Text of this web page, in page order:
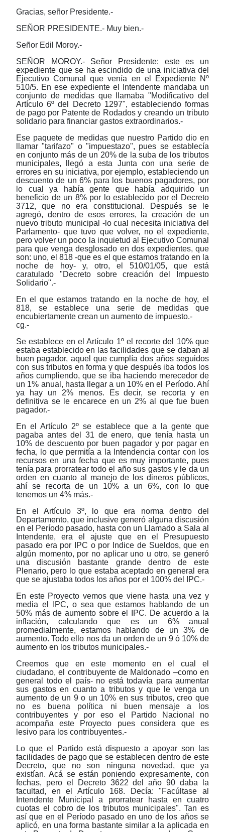
Gracias, señor Presidente.-
SEÑOR PRESIDENTE.- Muy bien.-
Señor Edil Moroy.-
SEÑOR MOROY.- Señor Presidente: este es un
expediente que se ha escindido de una iniciativa del
Ejecutivo Comunal que venía en el Expediente Nº
510/5. En ese expediente el Intendente mandaba un
conjunto de medidas que llamaba "Modificativo del
Artículo 6º del Decreto 1297", estableciendo formas
de pago por Patente de Rodados y creando un tributo
solidario para financiar gastos extraordinarios.-
Ese paquete de medidas que nuestro Partido dio en
llamar "tarifazo" o "impuestazo", pues se establecía
en conjunto más de un 20% de la suba de los tributos
municipales, llegó a esta Junta con una serie de
errores en su iniciativa, por ejemplo, estableciendo un
descuento de un 6% para los buenos pagadores, por
lo cual ya había gente que había adquirido un
beneficio de un 8% por lo establecido por el Decreto
3712, que no era constitucional. Después se le
agregó, dentro de esos errores, la creación de un
nuevo tributo municipal -lo cual necesita iniciativa del
Parlamento- que tuvo que volver, no el expediente,
pero volver un poco la inquietud al Ejecutivo Comunal
para que venga desglosado en dos expedientes, que
son: uno, el 818 -que es el que estamos tratando en la
noche de hoy- y, otro, el 510/01/05, que está
caratulado "Decreto sobre creación del Impuesto
Solidario".-
En el que estamos tratando en la noche de hoy, el
818, se establece una serie de medidas que
encubiertamente crean un aumento de impuesto.-
cg.-
Se establece en el Artículo 1º el recorte del 10% que
estaba establecido en las facilidades que se daban al
buen pagador, aquel que cumplía dos años seguidos
con sus tributos en forma y que después iba todos los
años cumpliendo, que se iba haciendo merecedor de
un 1% anual, hasta llegar a un 10% en el Período. Ahí
ya hay un 2% menos. Es decir, se recorta y en
definitiva se le encarece en un 2% al que fue buen
pagador.-
En el Artículo 2º se establece que a la gente que
pagaba antes del 31 de enero, que tenía hasta un
10% de descuento por buen pagador y por pagar en
fecha, lo que permitía a la Intendencia contar con los
recursos en una fecha que es muy importante, pues
tenía para prorratear todo el año sus gastos y le da un
orden en cuanto al manejo de los dineros públicos,
ahí se recorta de un 10% a un 6%, con lo que
tenemos un 4% más.-
En el Artículo 3º, lo que era norma dentro del
Departamento, que inclusive generó alguna discusión
en el Período pasado, hasta con un Llamado a Sala al
Intendente, era el ajuste que en el Presupuesto
pasado era por IPC o por Indice de Sueldos, que en
algún momento, por no aplicar uno u otro, se generó
una discusión bastante grande dentro de este
Plenario, pero lo que estaba aceptado en general era
que se ajustaba todos los años por el 100% del IPC.-
En este Proyecto vemos que viene hasta una vez y
media el IPC, o sea que estamos hablando de un
50% más de aumento sobre el IPC. De acuerdo a la
inflación, calculando que es un 6% anual
promedialmente, estamos hablando de un 3% de
aumento. Todo ello nos da un orden de un 9 ó 10% de
aumento en los tributos municipales.-
Creemos que en este momento en el cual el
ciudadano, el contribuyente de Maldonado –como en
general todo el país- no está todavía para aumentar
sus gastos en cuanto a tributos y que le venga un
aumento de un 9 o un 10% en sus tributos, creo que
no es buena política ni buen mensaje a los
contribuyentes y por eso el Partido Nacional no
acompaña este Proyecto pues considera que es
lesivo para los contribuyentes.-
Lo que el Partido está dispuesto a apoyar son las
facilidades de pago que se establecen dentro de este
Decreto, que no son ninguna novedad, que ya
existían. Acá se están poniendo expresamente, con
fechas, pero el Decreto 3622 del año 90 daba la
facultad, en el Artículo 168. Decía: "Facúltase al
Intendente Municipal a prorratear hasta en cuatro
cuotas el cobro de los tributos municipales". Tan es
así que en el Período pasado en uno de los años se
aplicó, en una forma bastante similar a la aplicada en